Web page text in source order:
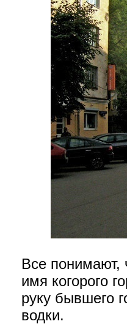
Все понимают,
имя когорого
руку бывшего
водки.